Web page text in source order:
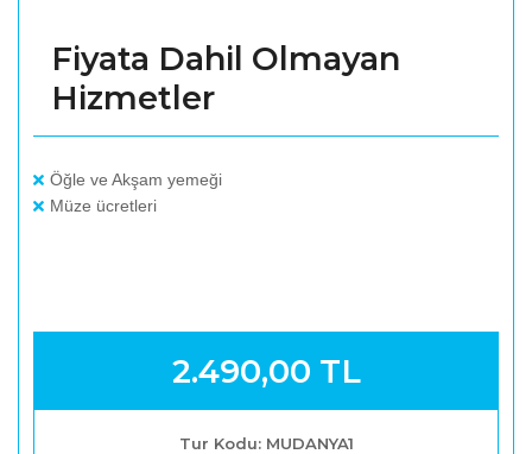
Fiyata Dahil Olmayan
Hizmetler
Öğle ve Akşam yemeği
Müze ücretleri
2.490,00 TL
Tur Kodu: MUDANYA1